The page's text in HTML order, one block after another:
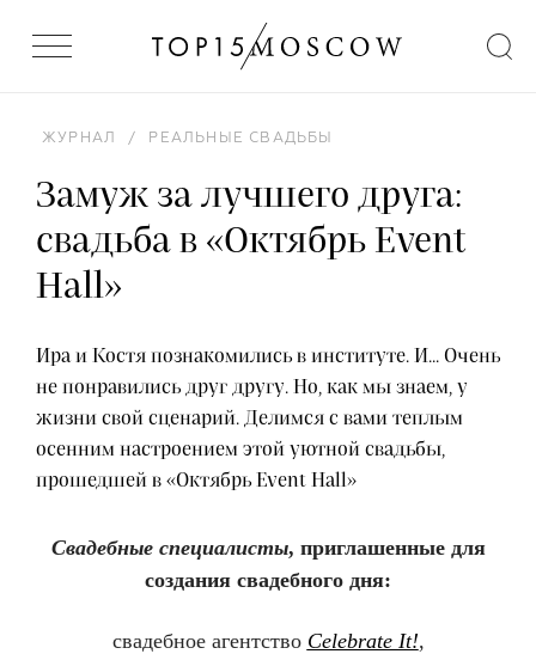
ЖУРНАЛ / РЕАЛЬНЫЕ СВАДЬБЫ
Замуж за лучшего друга:
свадьба в «Октябрь Event
Hall»
Ира и Костя познакомились в институте. И... Очень
не понравились друг другу. Но, как мы знаем, у
жизни свой сценарий. Делимся с вами теплым
осенним настроением этой уютной свадьбы,
прошедшей в «Октябрь Event Hall»
Свадебные специалисты, приглашенные для
создания свадебного дня:
свадебное агентство Celebrate It!,